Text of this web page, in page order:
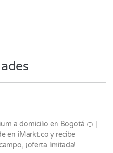
a domicilio en Bogotá 🍊 |
en iMarkt.co y recibe
¡oferta limitada!